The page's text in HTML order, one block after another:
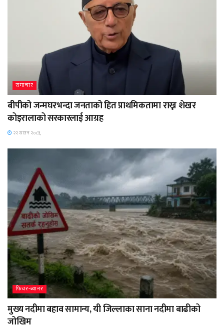
समाचार
बीपीको जन्मघरभन्दा जनताको हित प्राथमिकतामा राख्न शेखर
कोइरालाको सरकारलाई आग्रह
२२ साउन २०८३,
फिचर-ब्यानर
मुख्य नदीमा बहाव सामान्य, यी जिल्लाका साना नदीमा बाढीको
जोखिम